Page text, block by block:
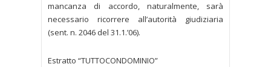
mancanza di accordo, naturalmente, sarà
necessario ricorrere all’autorità giudiziaria
(sent. n. 2046 del 31.1.’06).
Estratto “TUTTOCONDOMINIO”